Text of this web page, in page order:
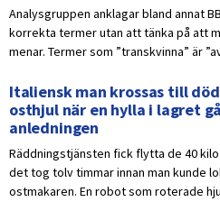
Analysgruppen anklagar bland annat
korrekta termer utan att tänka på att
menar. Termer som ”transkvinna” är
Italiensk man krossas till
osthjul när en hylla i lagret
anledningen
Räddningstjänsten fick flytta de 40
det tog tolv timmar innan man kunde
ostmakaren. En robot som roterade